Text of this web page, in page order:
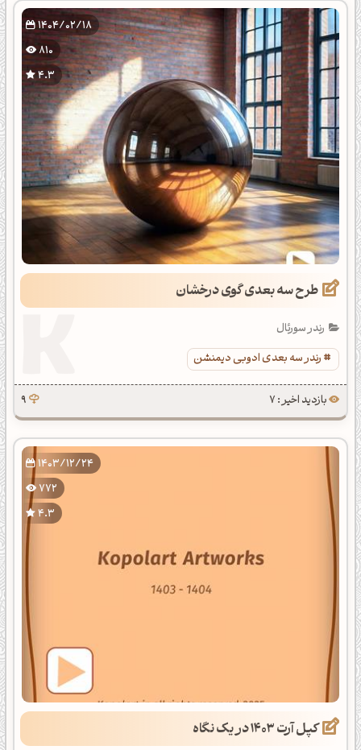
1404/02/18
810
4.3
طرح سه بعدی گوی درخشان
رندر سورئال
رندر سه بعدی ادوبی دیمنشن
بازدید اخیر : 7 9
1403/12/24
772
4.3
کپل آرت 1403 در یک نگاه